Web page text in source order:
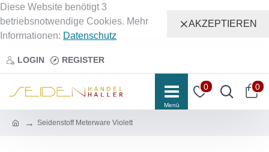
Diese Website benötigt 3
betriebsnotwendige Cookies. Mehr
Informationen: Datenschutz
AKZEPTIEREN
LOGIN REGISTER
0 0
Seidenstoff Meterware Violett